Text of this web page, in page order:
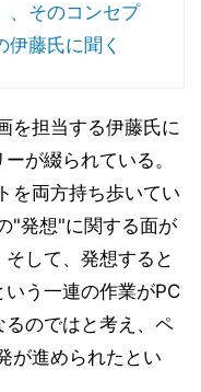
、そのコンセプ
藤氏に聞く
を担当する伊藤氏に
が綴られている。
を両方持ち歩いてい
"発想"に関する面が
して、発想すると
う一連の作業がPC
のではと考え、ペ
が進められたとい